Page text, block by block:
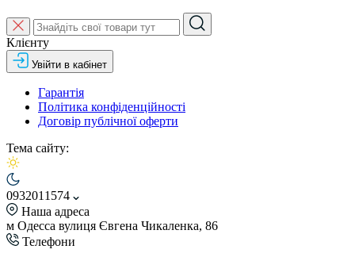
Клієнту
Увійти в кабінет
Гарантія
Політика конфіденційності
Договір публічної оферти
Тема сайту:
0932011574
Наша адреса
м Одесса вулиця Євгена Чикаленка, 86
Телефони